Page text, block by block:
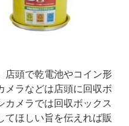
店頭で乾電池やコイン形
メラなどは店頭に回収ボ
カメラでは回収ボックス
てほしい旨を伝えれば販